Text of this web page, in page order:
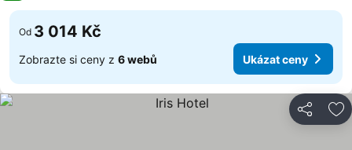
Od 3 014 Kč
Zobrazte si ceny z 6 webů Ukázat ceny
Sdílet